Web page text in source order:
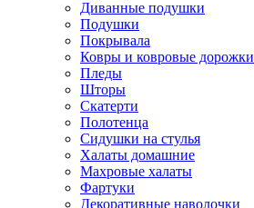
Диванные подушки
Подушки
Покрывала
Ковры и ковровые дорожки
Пледы
Шторы
Скатерти
Полотенца
Сидушки на стулья
Халаты домашние
Махровые халаты
Фартуки
Декоративные наволочки